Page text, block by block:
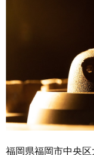
福岡県福岡市中央